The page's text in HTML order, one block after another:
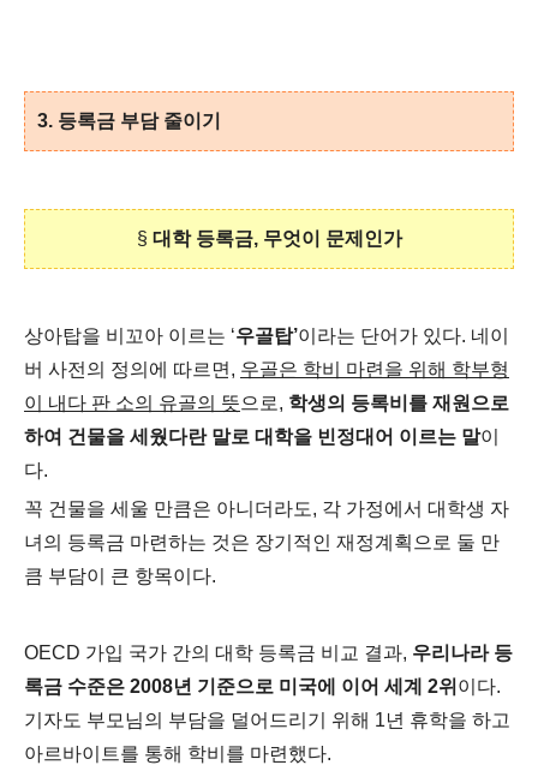
3. 등록금 부담 줄이기
§ 대학 등록금, 무엇이 문제인가
상아탑을 비꼬아 이르는 ‘우골탑’이라는 단어가 있다. 네이
버 사전의 정의에 따르면, 우골은 학비 마련을 위해 학부형
이 내다 판 소의 유골의 뜻으로, 학생의 등록비를 재원으로
하여 건물을 세웠다란 말로 대학을 빈정대어 이르는 말이
다.
꼭 건물을 세울 만큼은 아니더라도, 각 가정에서 대학생 자
녀의 등록금 마련하는 것은 장기적인 재정계획으로 둘 만
큼 부담이 큰 항목이다.
OECD 가입 국가 간의 대학 등록금 비교 결과, 우리나라 등
록금 수준은 2008년 기준으로 미국에 이어 세계 2위 이다.
기자도 부모님의 부담을 덜어드리기 위해 1년 휴학을 하고
아르바이트를 통해 학비를 마련했다.